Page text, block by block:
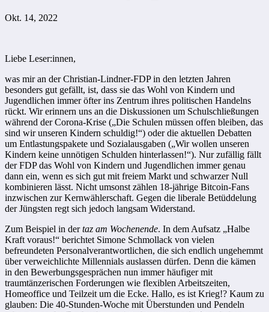
Okt. 14, 2022
Liebe Leser:innen,
was mir an der Christian-Lindner-FDP in den letzten Jahren
besonders gut gefällt, ist, dass sie das Wohl von Kindern und
Jugendlichen immer öfter ins Zentrum ihres politischen Handelns
rückt. Wir erinnern uns an die Diskussionen um Schulschließungen
während der Corona-Krise („Die Schulen müssen offen bleiben, das
sind wir unseren Kindern schuldig!“) oder die aktuellen Debatten
um Entlastungspakete und Sozialausgaben („Wir wollen unseren
Kindern keine unnötigen Schulden hinterlassen!“). Nur zufällig fällt
der FDP das Wohl von Kindern und Jugendlichen immer genau
dann ein, wenn es sich gut mit freiem Markt und schwarzer Null
kombinieren lässt. Nicht umsonst zählen 18-jährige Bitcoin-Fans
inzwischen zur Kernwählerschaft. Gegen die liberale Betüddelung
der Jüngsten regt sich jedoch langsam Widerstand.
Zum Beispiel in dertaz am Wochenende. In dem Aufsatz „Halbe
Kraft voraus!“ berichtet Simone Schmollack von vielen
befreundeten Personalverantwortlichen, die sich endlich ungehemmt
über verweichlichte Millennials auslassen dürfen. Denn die kämen
in den Bewerbungsgesprächen nun immer häufiger mit
traumtänzerischen Forderungen wie flexiblen Arbeitszeiten,
Homeoffice und Teilzeit um die Ecke. Hallo, es ist Krieg!? Kaum zu
glauben: Die 40-Stunden-Woche mit Überstunden und Pendeln